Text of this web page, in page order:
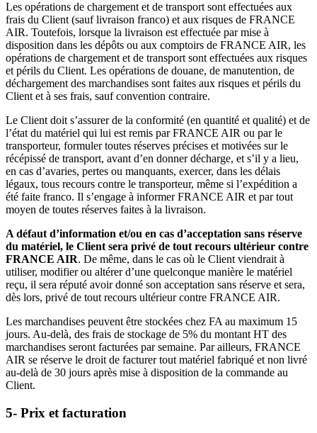
Les opérations de chargement et de transport sont effectuées aux
frais du Client (sauf livraison franco) et aux risques de FRANCE
AIR. Toutefois, lorsque la livraison est effectuée par mise à
disposition dans les dépôts ou aux comptoirs de FRANCE AIR, les
opérations de chargement et de transport sont effectuées aux risques
et périls du Client. Les opérations de douane, de manutention, de
déchargement des marchandises sont faites aux risques et périls du
Client et à ses frais, sauf convention contraire.
Le Client doit s’assurer de la conformité (en quantité et qualité) et de
l’état du matériel qui lui est remis par FRANCE AIR ou par le
transporteur, formuler toutes réserves précises et motivées sur le
récépissé de transport, avant d’en donner décharge, et s’il y a lieu,
en cas d’avaries, pertes ou manquants, exercer, dans les délais
légaux, tous recours contre le transporteur, même si l’expédition a
été faite franco. Il s’engage à informer FRANCE AIR et par tout
moyen de toutes réserves faites à la livraison.
A défaut d’information et/ou en cas d’acceptation sans réserve
du matériel, le Client sera privé de tout recours ultérieur contre
FRANCE AIR. De même, dans le cas où le Client viendrait à
utiliser, modifier ou altérer d’une quelconque manière le matériel
reçu, il sera réputé avoir donné son acceptation sans réserve et sera,
dès lors, privé de tout recours ultérieur contre FRANCE AIR.
Les marchandises peuvent être stockées chez FA au maximum 15
jours. Au-delà, des frais de stockage de 5% du montant HT des
marchandises seront facturées par semaine. Par ailleurs, FRANCE
AIR se réserve le droit de facturer tout matériel fabriqué et non livré
au-delà de 30 jours après mise à disposition de la commande au
Client.
5- Prix et facturation